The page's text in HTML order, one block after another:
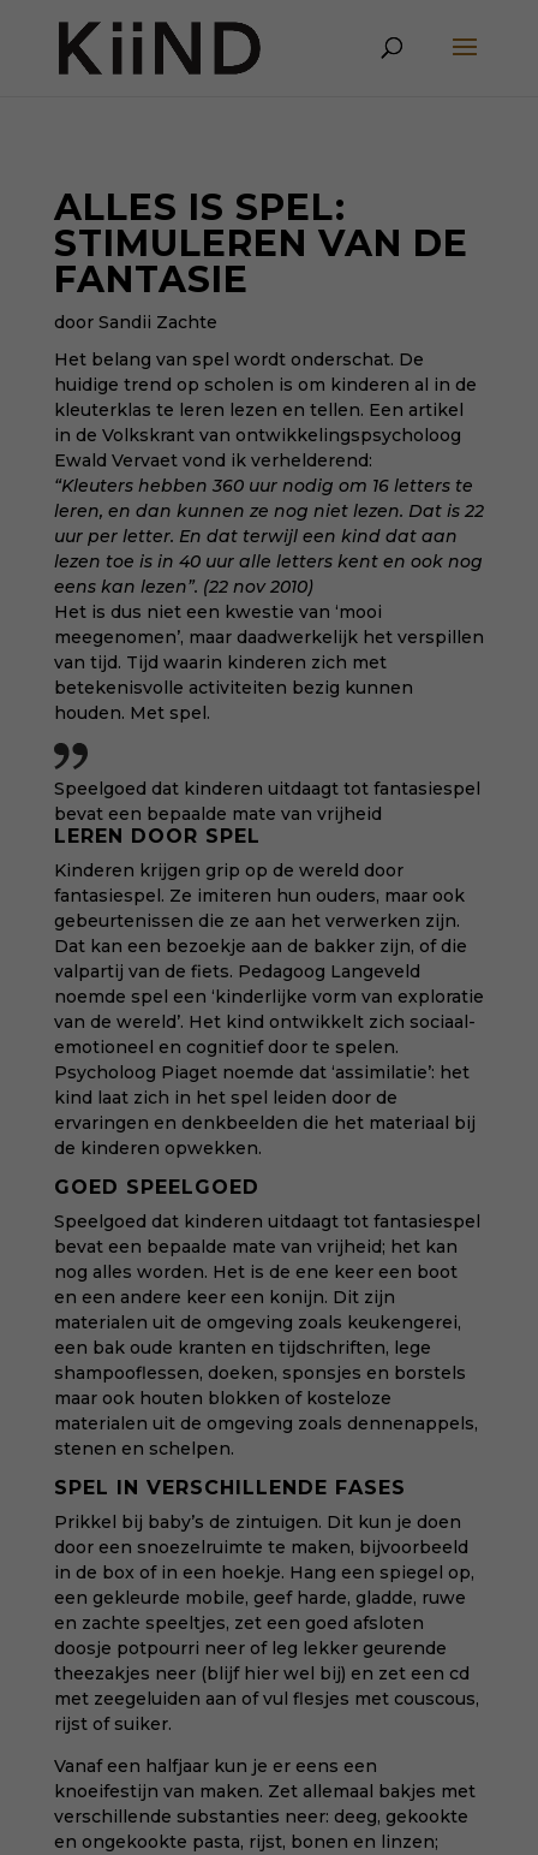
ALLES IS SPEL:
STIMULEREN VAN DE
FANTASIE
door Sandii Zachte
Het belang van spel wordt onderschat. De
huidige trend op scholen is om kinderen al in de
kleuterklas te leren lezen en tellen. Een artikel
in de Volkskrant van ontwikkelingspsycholoog
Ewald Vervaet vond ik verhelderend:
“Kleuters hebben 360 uur nodig om 16 letters te
leren, en dan kunnen ze nog niet lezen. Dat is 22
uur per letter. En dat terwijl een kind dat aan
lezen toe is in 40 uur alle letters kent en ook nog
eens kan lezen”. (22 nov 2010)
Het is dus niet een kwestie van ‘mooi
meegenomen’, maar daadwerkelijk het verspillen
van tijd. Tijd waarin kinderen zich met
betekenisvolle activiteiten bezig kunnen
houden. Met spel.
Speelgoed dat kinderen uitdaagt tot fantasiespel
bevat een bepaalde mate van vrijheid
LEREN DOOR SPEL
Kinderen krijgen grip op de wereld door
fantasiespel. Ze imiteren hun ouders, maar ook
gebeurtenissen die ze aan het verwerken zijn.
Dat kan een bezoekje aan de bakker zijn, of die
valpartij van de fiets. Pedagoog Langeveld
noemde spel een ‘kinderlijke vorm van exploratie
van de wereld’. Het kind ontwikkelt zich sociaal-
emotioneel en cognitief door te spelen.
Psycholoog Piaget noemde dat ‘assimilatie’: het
kind laat zich in het spel leiden door de
ervaringen en denkbeelden die het materiaal bij
de kinderen opwekken.
GOED SPEELGOED
Speelgoed dat kinderen uitdaagt tot fantasiespel
bevat een bepaalde mate van vrijheid; het kan
nog alles worden. Het is de ene keer een boot
en een andere keer een konijn. Dit zijn
materialen uit de omgeving zoals keukengerei,
een bak oude kranten en tijdschriften, lege
shampooflessen, doeken, sponsjes en borstels
maar ook houten blokken of kosteloze
materialen uit de omgeving zoals dennenappels,
stenen en schelpen.
SPEL IN VERSCHILLENDE FASES
Prikkel bij baby’s de zintuigen. Dit kun je doen
door een snoezelruimte te maken, bijvoorbeeld
in de box of in een hoekje. Hang een spiegel op,
een gekleurde mobile, geef harde, gladde, ruwe
en zachte speeltjes, zet een goed afsloten
doosje potpourri neer of leg lekker geurende
theezakjes neer (blijf hier wel bij) en zet een cd
met zeegeluiden aan of vul flesjes met couscous,
rijst of suiker.
Vanaf een halfjaar kun je er eens een
knoeifestijn van maken. Zet allemaal bakjes met
verschillende substanties neer: deeg, gekookte
en ongekookte pasta, rijst, bonen en linzen;